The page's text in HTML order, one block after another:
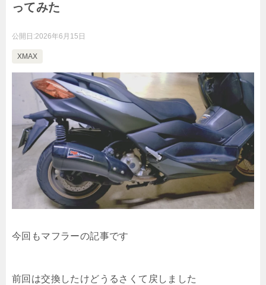
ってみた
公開日:2026年6月15日
XMAX
今回もマフラーの記事です
前回は交換したけどうるさくて戻しました